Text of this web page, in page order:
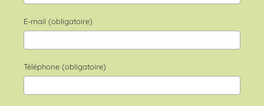
E-mail (obligatoire)
Téléphone (obligatoire)